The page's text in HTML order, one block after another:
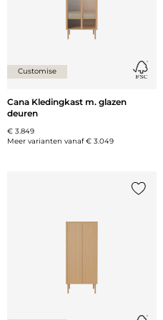
Customise
Cana Kledingkast m. glazen
deuren
€ 3.849
Meer varianten vanaf€ 3.049